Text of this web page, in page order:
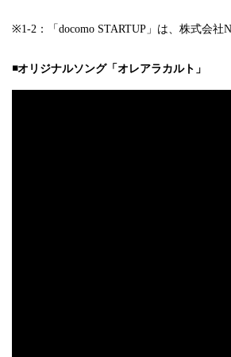
※1-2：「docomo STARTUP」は、株式会社
◾️オリジナルソング「オレアラカルト」